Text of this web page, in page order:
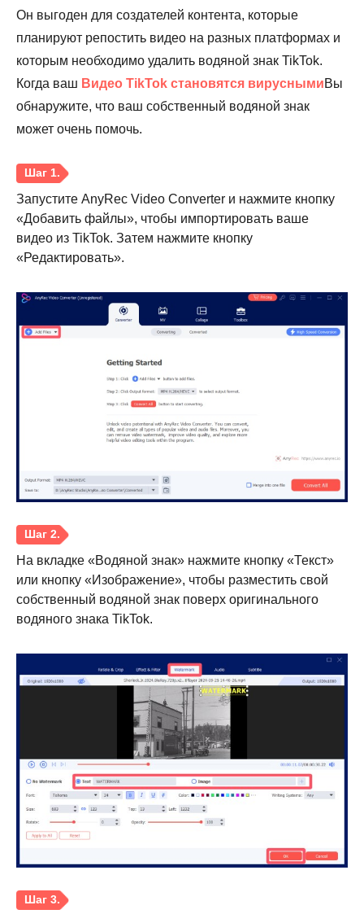
Шаг 2.
Он выгоден для создателей контента, которые
планируют репостить видео на разных платформах и
которым необходимо удалить водяной знак TikTok.
Когда ваш Видео TikTok становятся вируснымиВы
обнаружите, что ваш собственный водяной знак
может очень помочь.
Запустите AnyRec Video Converter и нажмите кнопку
«Добавить файлы», чтобы импортировать ваше
видео из TikTok. Затем нажмите кнопку
«Редактировать».
На вкладке «Водяной знак» нажмите кнопку «Текст»
или кнопку «Изображение», чтобы разместить свой
собственный водяной знак поверх оригинального
водяного знака TikTok.